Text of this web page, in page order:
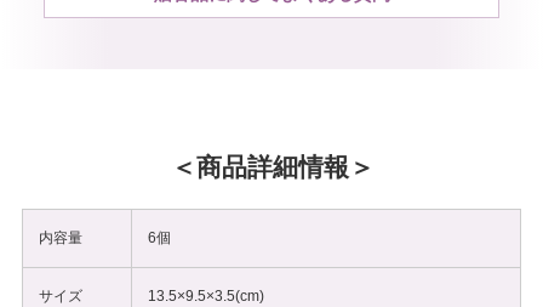
商品詳細情報
内容量 6個
サイズ 13.5×9.5×3.5(cm)